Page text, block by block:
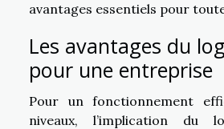
avantages essentiels pour
Les avantages du
pour une entreprise
Pour un fonctionnement
niveaux, l’implication du